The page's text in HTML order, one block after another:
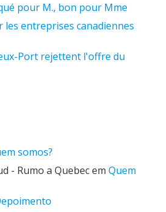
pour M., bon pour Mme
les entreprises canadiennes
Port rejettent l'offre du
somos?
- Rumo a Quebecem Quem